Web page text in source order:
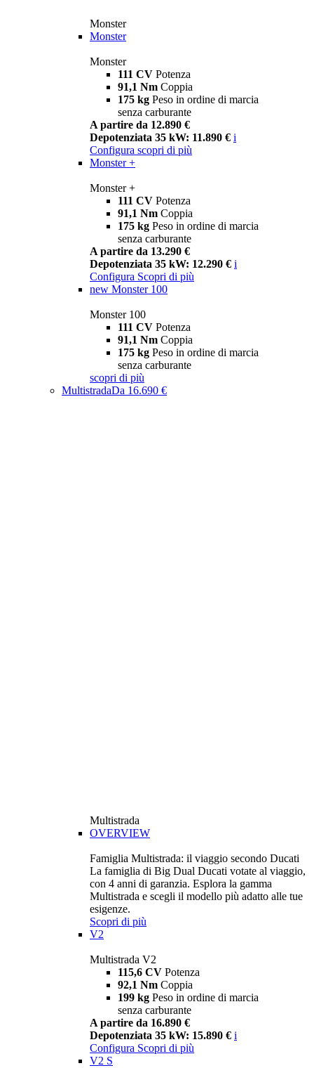
Monster
Monster
Monster
111 CV Potenza
91,1 Nm Coppia
175 kg Peso in ordine di marcia
senza carburante
A partire da 12.890 €
Depotenziata 35 kW: 11.890 € i
Configura scopri di più
Monster +
Monster +
111 CV Potenza
91,1 Nm Coppia
175 kg Peso in ordine di marcia
senza carburante
A partire da 13.290 €
Depotenziata 35 kW: 12.290 € i
Configura Scopri di più
new Monster 100
Monster 100
111 CV Potenza
91,1 Nm Coppia
175 kg Peso in ordine di marcia
senza carburante
scopri di più
MultistradaDa 16.690 €
Multistrada
OVERVIEW
Famiglia Multistrada: il viaggio secondo Ducati
La famiglia di Big Dual Ducati votate al viaggio,
con 4 anni di garanzia. Esplora la gamma
Multistrada e scegli il modello più adatto alle tue
esigenze.
Scopri di più
V2
Multistrada V2
115,6 CV Potenza
92,1 Nm Coppia
199 kg Peso in ordine di marcia
senza carburante
A partire da 16.890 €
Depotenziata 35 kW: 15.890 € i
Configura Scopri di più
V2 S